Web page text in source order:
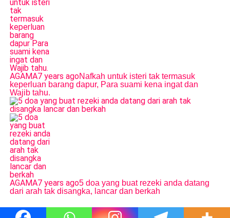
AGAMA7 years agoNafkah untuk isteri tak termasuk
keperluan barang dapur, Para suami kena ingat dan
Wajib tahu.
AGAMA7 years ago5 doa yang buat rezeki anda datang
dari arah tak disangka, lancar dan berkah
2024 Majalah Ilmu © Hak Cipta